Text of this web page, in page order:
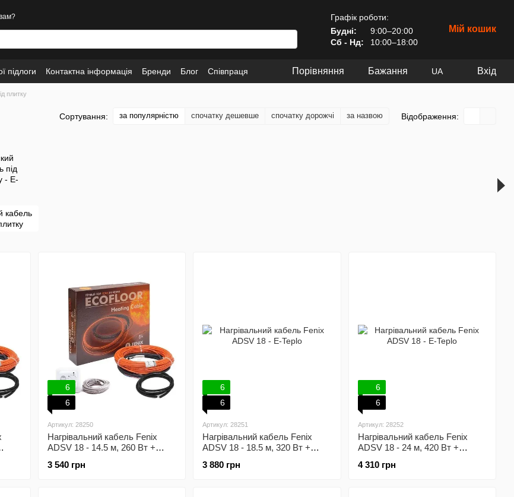
Графік роботи:
Будні:
9:00–20:00
Сб - Нд:
10:00–18:00
Мій кошик
підлоги Контактна інформація Бренди Блог
Співпраця
Порівняння Бажання UA Вхід
плитку
Сортування: за популярністю спочатку дешевше спочатку дорожчі за назвою Відображення:
кабель
6
6
Артикул: 28250
Нагрівальний кабель Fenix
ADSV 18 - 14.5 м, 260 Вт +
3 540 грн
6
6
Артикул: 28251
Нагрівальний кабель Fenix
ADSV 18 - 18.5 м, 320 Вт +
3 880 грн
6
6
Артикул: 28252
Нагрівальний кабель Fenix
ADSV 18 - 24 м, 420 Вт +
4 310 грн